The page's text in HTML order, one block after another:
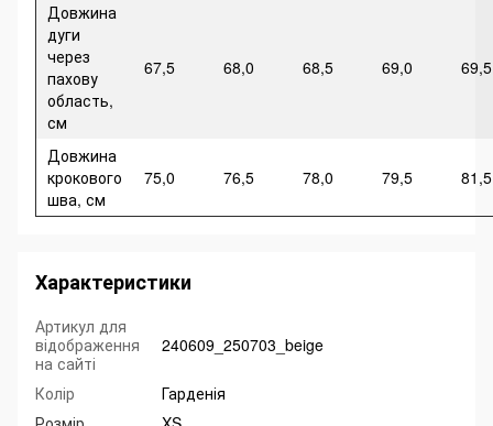
Довжина
дуги
через
пахову
область,
см
67,5 68,0 68,5 69,0 69,5
Довжина
крокового
шва, см
75,0 76,5 78,0 79,5 81,5
Характеристики
Артикул для
відображення
на сайті
240609_250703_beige
Колір
Гарденія